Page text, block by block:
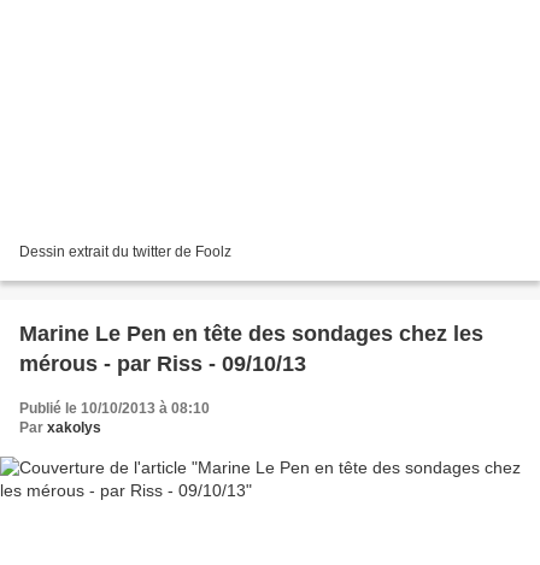
Dessin extrait du twitter de Foolz
Marine Le Pen en tête des sondages chez les
mérous - par Riss - 09/10/13
Publié le 10/10/2013 à 08:10
Par xakolys